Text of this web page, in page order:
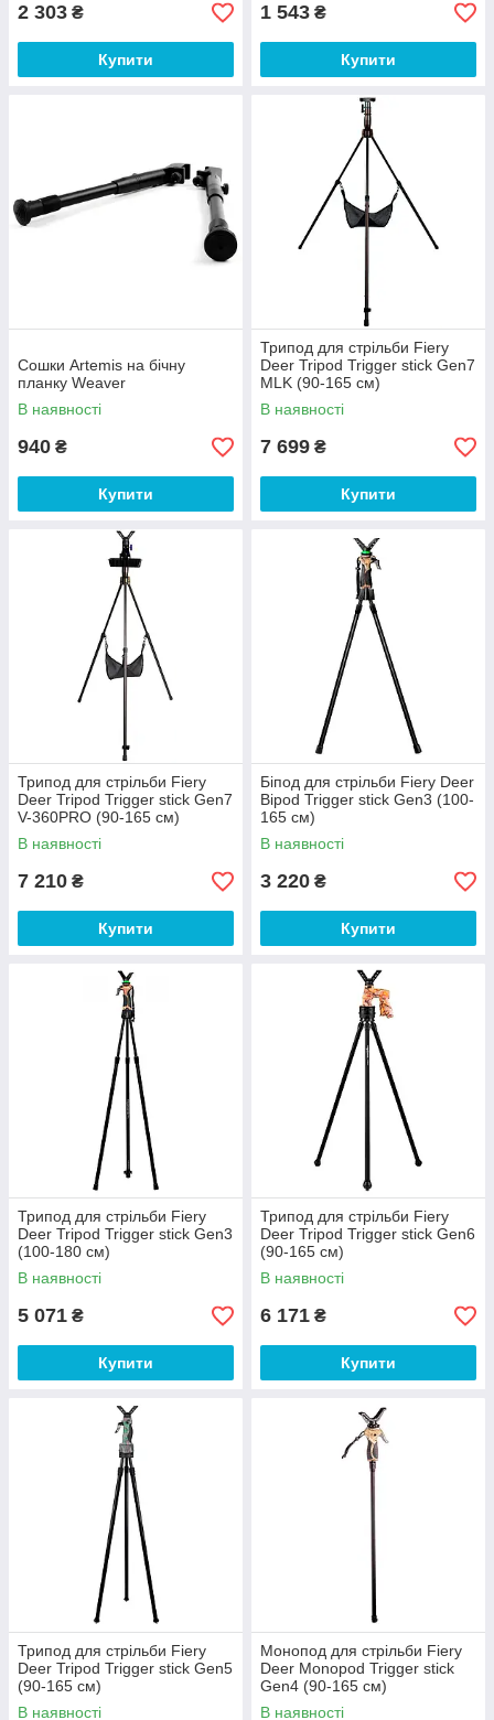
2 303 ₴
Купити
1 543 ₴
Купити
Сошки Artemis на бічну
планку Weaver
В наявності
940 ₴
Купити
Трипод для стрільби Fiery
Deer Tripod Trigger stick Gen7
MLK (90-165 см)
В наявності
7 699 ₴
Купити
Трипод для стрільби Fiery
Deer Tripod Trigger stick Gen7
V-360PRO (90-165 см)
В наявності
7 210 ₴
Купити
Біпод для стрільби Fiery Deer
Bipod Trigger stick Gen3 (100-
165 см)
В наявності
3 220 ₴
Купити
Трипод для стрільби Fiery
Deer Tripod Trigger stick Gen3
(100-180 см)
В наявності
5 071 ₴
Купити
Трипод для стрільби Fiery
Deer Tripod Trigger stick Gen6
(90-165 см)
В наявності
6 171 ₴
Купити
Трипод для стрільби Fiery
Deer Tripod Trigger stick Gen5
(90-165 см)
В наявності
Монопод для стрільби Fiery
Deer Monopod Trigger stick
Gen4 (90-165 см)
В наявності